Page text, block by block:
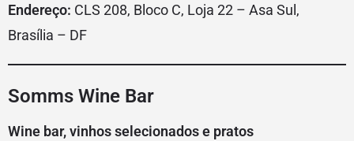
Endereço: CLS 208, Bloco C, Loja 22 – Asa Sul,
Brasília – DF
Somms Wine Bar
Wine bar, vinhos selecionados e pratos